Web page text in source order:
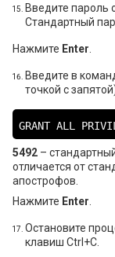
Введите пароль
Стандартный
Нажмите Enter
Введите в
точкой с
GRANT ALL
5492 –
отличается от
апострофов.
Нажмите Enter
Остановите
клавиш Ctrl+C.